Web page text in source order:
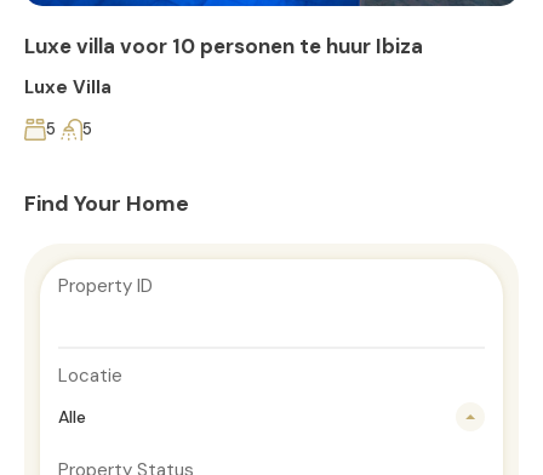
Luxe villa voor 10 personen te huur Ibiza
Luxe Villa
5 5
Find Your Home
Property ID
Locatie
Alle
Property Status